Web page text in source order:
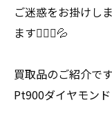
ご迷惑をお掛けし
ます🙇🏻‍♀️💦
買取品のご紹介です
Pt900ダイヤモン